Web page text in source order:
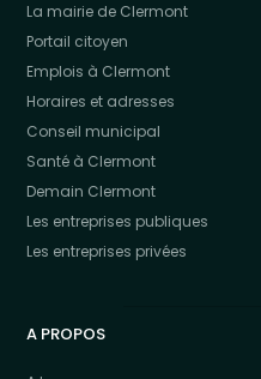
La mairie de Clermont
Portail citoyen
Emplois à Clermont
Horaires et adresses
Conseil municipal
Santé à Clermont
Demain Clermont
Les entreprises publiques
Les entreprises privées
A PROPOS